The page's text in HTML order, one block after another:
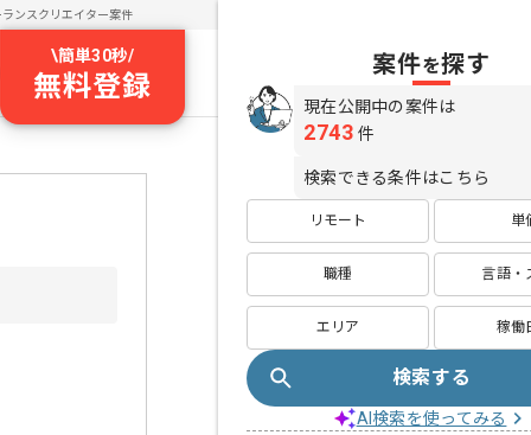
ランスクリエイター案件
\簡単30秒/
無料登録
案件を探す
現在公開中の案件は
2743 件
検索できる条件はこちら
リモート 単
職種 言語・
エリア 稼働
検索する
AI検索を使ってみる